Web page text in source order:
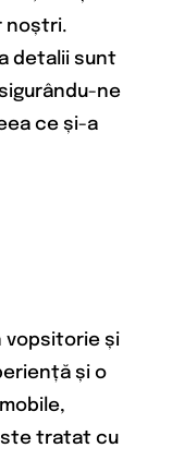
noștri.
detalii sunt
ne
ce și-a
vopsitorie și
și o
tratat cu